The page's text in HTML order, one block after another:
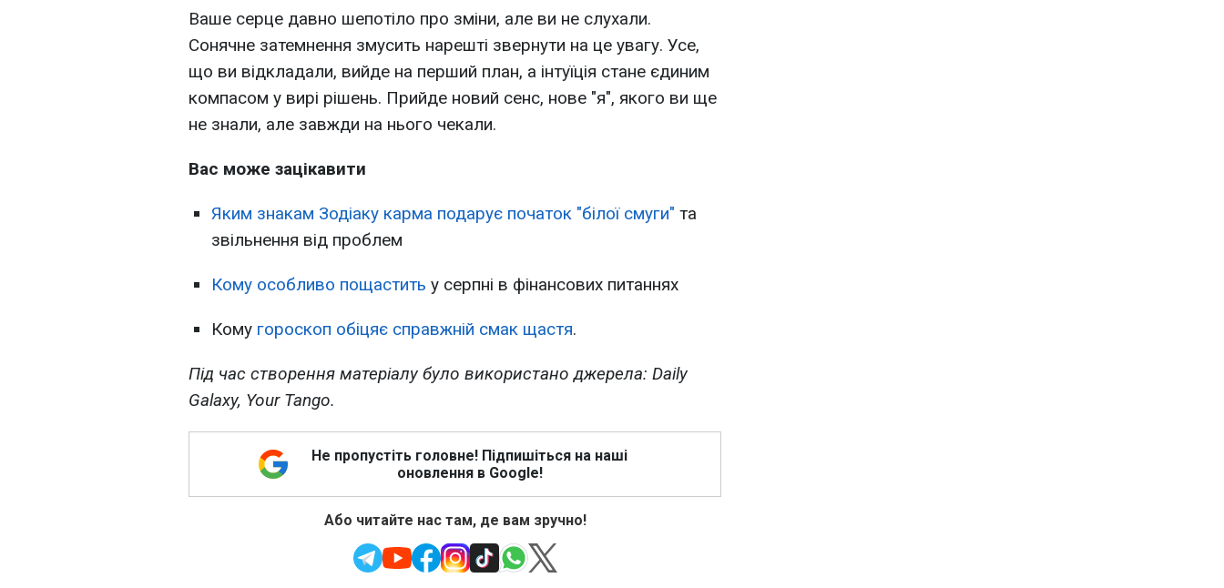
Ваше серце давно шепотіло про зміни, але ви не слухали.
Сонячне затемнення змусить нарешті звернути на це увагу. Усе,
що ви відкладали, вийде на перший план, а інтуїція стане єдиним
компасом у вирі рішень. Прийде новий сенс, нове "я", якого ви ще
не знали, але завжди на нього чекали.
Вас може зацікавити
Яким знакам Зодіаку карма подарує початок "білої смуги" та
звільнення від проблем
Кому особливо пощастить у серпні в фінансових питаннях
Кому гороскоп обіцяє справжній смак щастя.
Під час створення матеріалу було використано джерела: Daily
Galaxy, Your Tango.
Не пропустіть головне! Підпишіться на наші
оновлення в Google!
Або читайте нас там, де вам зручно!